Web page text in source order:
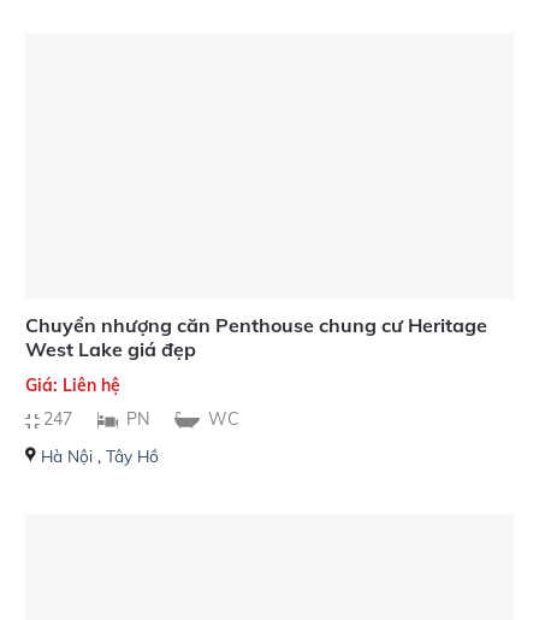
Chuyển nhượng căn Penthouse chung cư Heritage
West Lake giá đẹp
Giá: Liên hệ
247
PN WC
Hà Nội, Tây Hồ